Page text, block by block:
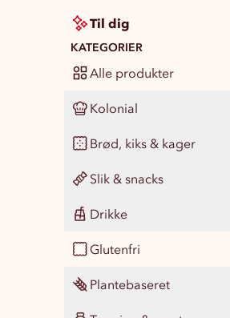
Til dig
KATEGORIER
Alle produkter
Kolonial
Vis alle
Pasta, ris & madgryn
Konserves og madmix
Krydderi og smagsgivere
Sauce, dressing & olier
Brød, kiks & kager
Vis alle
Boller, kiks & kager
Brød & knækbrød
Slik & snacks
Vis alle
Slik
Chokolade
Drikke
Vis alle
Læskedrikke
Glutenfri
Plantebaseret